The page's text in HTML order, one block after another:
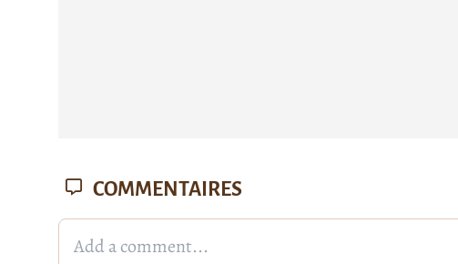
COMMENTAIRES